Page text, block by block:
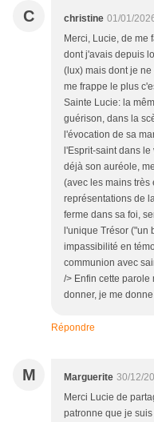
C christine 01/01/
Merci, Lucie, de me
dont j'avais depuis
(lux) mais dont je
me frappe le plus
Sainte Lucie: la
guérison, dans la
l'évocation de sa
l'Esprit-saint dans
déjà son auréole,
(avec les mains très
représentations de
ferme dans sa foi,
l'unique Trésor ("un
impassibilité en
communion avec
/> Enfin cette parole
donner, je me
Répondre
M Marguerite 30/12/
Merci Lucie de
patronne que je suis